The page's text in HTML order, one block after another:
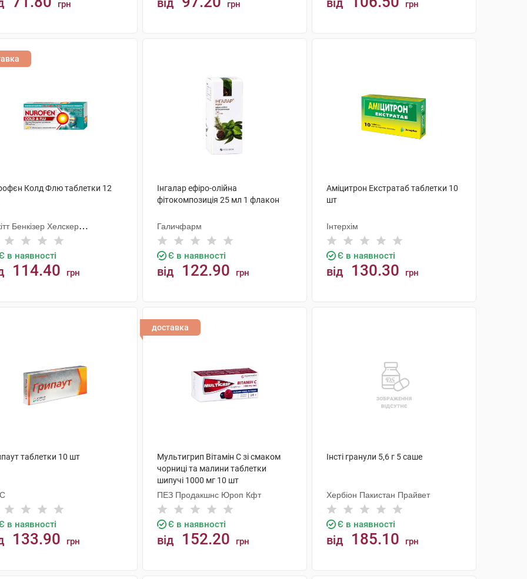
грн від грн від грн
Колд Флю таблетки 12
Бенкізер Хелскер
в наявності
114.40 грн
Інгалар ефіро-олійна
фітокомпозиція 25 мл 1 флакон
Галичфарм
Є в наявності
від 122.90 грн
Аміцитрон Екстратаб таблетки 10
шт
Інтерхім
Є в наявності
від 130.30 грн
таблетки 10 шт
в наявності
133.90 грн
доставка
Мультигрип Вітамін С зі смаком
чорниці та малини таблетки
шипучі 1000 мг 10 шт
ПЕЗ Продакшнс Юроп Кфт
Є в наявності
від 152.20 грн
Інсті гранули 5,6 г 5 саше
Хербіон Пакистан Прайвет
Є в наявності
від 185.10 грн